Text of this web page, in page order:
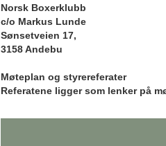
Norsk Boxerklubb
c/o Markus Lunde
Sønsetveien 17,
3158 Andebu
Møteplan og styrereferater
Referatene ligger som lenker på